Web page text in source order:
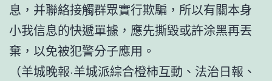
息，并聯絡接觸群眾實行欺騙，所以有關本身
小我信息的快遞單據，應先撕毀或許涂黑再丟
棄，以免被犯警分子應用。
（羊城晚報·羊城派綜合橙柿互動、法治日報、